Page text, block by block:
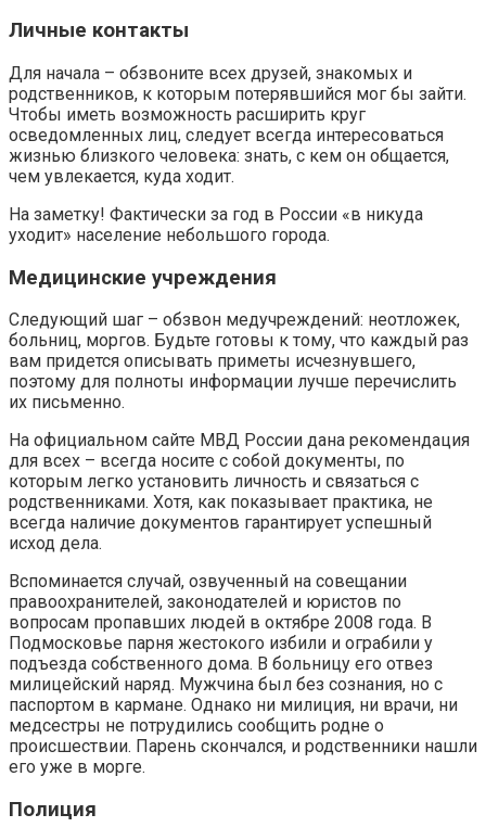
Личные контакты
Для начала – обзвоните всех друзей, знакомых и
родственников, к которым потерявшийся мог бы зайти.
Чтобы иметь возможность расширить круг
осведомленных лиц, следует всегда интересоваться
жизнью близкого человека: знать, с кем он общается,
чем увлекается, куда ходит.
На заметку! Фактически за год в России «в никуда
уходит» население небольшого города.
Медицинские учреждения
Следующий шаг – обзвон медучреждений: неотложек,
больниц, моргов. Будьте готовы к тому, что каждый раз
вам придется описывать приметы исчезнувшего,
поэтому для полноты информации лучше перечислить
их письменно.
На официальном сайте МВД России дана рекомендация
для всех – всегда носите с собой документы, по
которым легко установить личность и связаться с
родственниками. Хотя, как показывает практика, не
всегда наличие документов гарантирует успешный
исход дела.
Вспоминается случай, озвученный на совещании
правоохранителей, законодателей и юристов по
вопросам пропавших людей в октябре 2008 года. В
Подмосковье парня жестокого избили и ограбили у
подъезда собственного дома. В больницу его отвез
милицейский наряд. Мужчина был без сознания, но с
паспортом в кармане. Однако ни милиция, ни врачи, ни
медсестры не потрудились сообщить родне о
происшествии. Парень скончался, и родственники нашли
его уже в морге.
Полиция